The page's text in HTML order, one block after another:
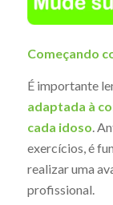
Começando
É importante
adaptada à
cada idoso .
exercícios, é
realizar uma
profissional.